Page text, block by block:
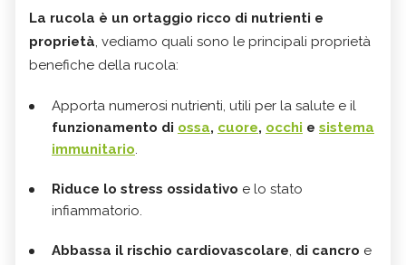
La rucola è un ortaggio ricco di nutrienti e
proprietà, vediamo quali sono le principali proprietà
benefiche della rucola:
Apporta numerosi nutrienti, utili per la salute e il
funzionamento di ossa, cuore, occhi e sistema
immunitario.
Riduce lo stress ossidativo e lo stato
infiammatorio.
Abbassa il rischio cardiovascolare, di cancro e